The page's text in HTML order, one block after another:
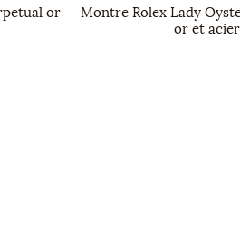
or
Montre Rolex Lady
or et acier